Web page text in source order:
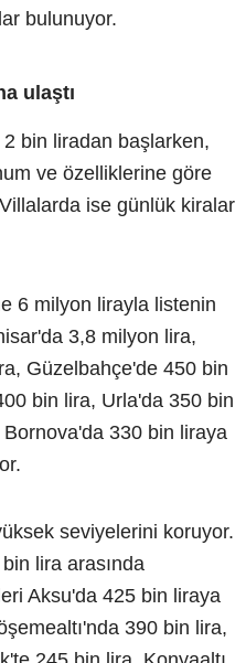
bulunuyor.
ulaştı
bin liradan başlarken,
ve özelliklerine göre
ise günlük kiralar
6 milyon lirayla listenin
3,8 milyon lira,
Güzelbahçe'de 450 bin
bin lira, Urla'da 350 bin
330 bin liraya
seviyelerini koruyor.
lira arasında
Aksu'da 425 bin liraya
390 bin lira,